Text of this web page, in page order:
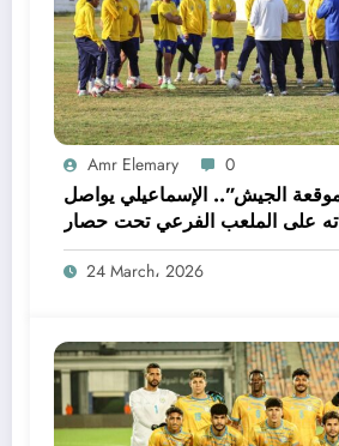
Amr Elemary 0
الجيش”.. الإسماعيلي يواصل
على الملعب الفرعي تحت حصار
الصيانة
24 March، 2026